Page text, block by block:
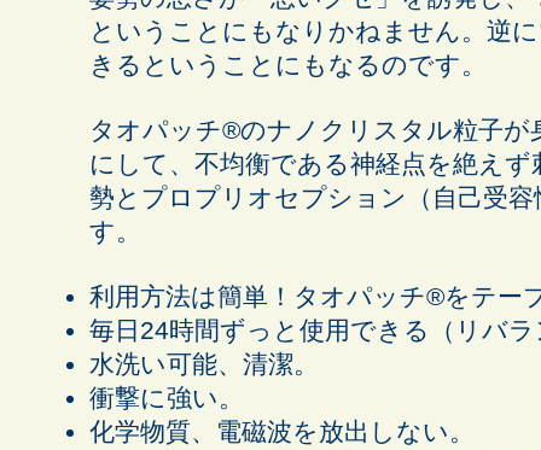
ということにもなりかねません。逆
きるということにもなるのです。
タオパッチ®︎のナノクリスタル粒子が
にして、 不均衡である神経点を絶えず
勢とプロプリオセプション（自己受
す。
利用方法は簡単！タオパッチ®︎をテー
毎日24時間ずっと使用できる（リバ
水洗い可能、清潔。
衝撃に強い。
化学物質、電磁波を放出しない。